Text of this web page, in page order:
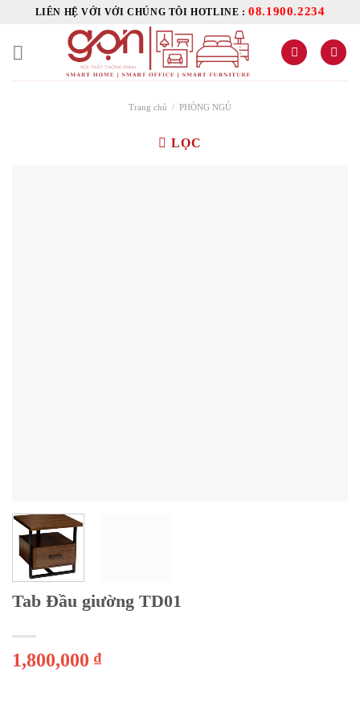
content
LIÊN HỆ VỚI VỚI CHÚNG TÔI HOTLINE :08.1900.2234
Trang chủ / PHÒNG NGỦ
LỌC
Tab Đầu giường TD01
1,800,000 ₫